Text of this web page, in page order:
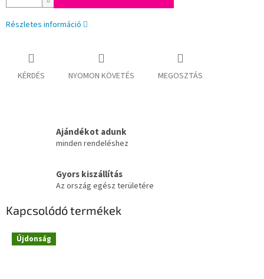
Részletes információ
KÉRDÉS NYOMON KÖVETÉS MEGOSZTÁS
Ajándékot adunk
minden rendeléshez
Gyors kiszállítás
Az ország egész területére
Kapcsolódó termékek
Újdonság